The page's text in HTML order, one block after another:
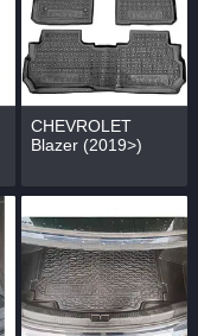
CHEVROLET
Blazer (2019>)